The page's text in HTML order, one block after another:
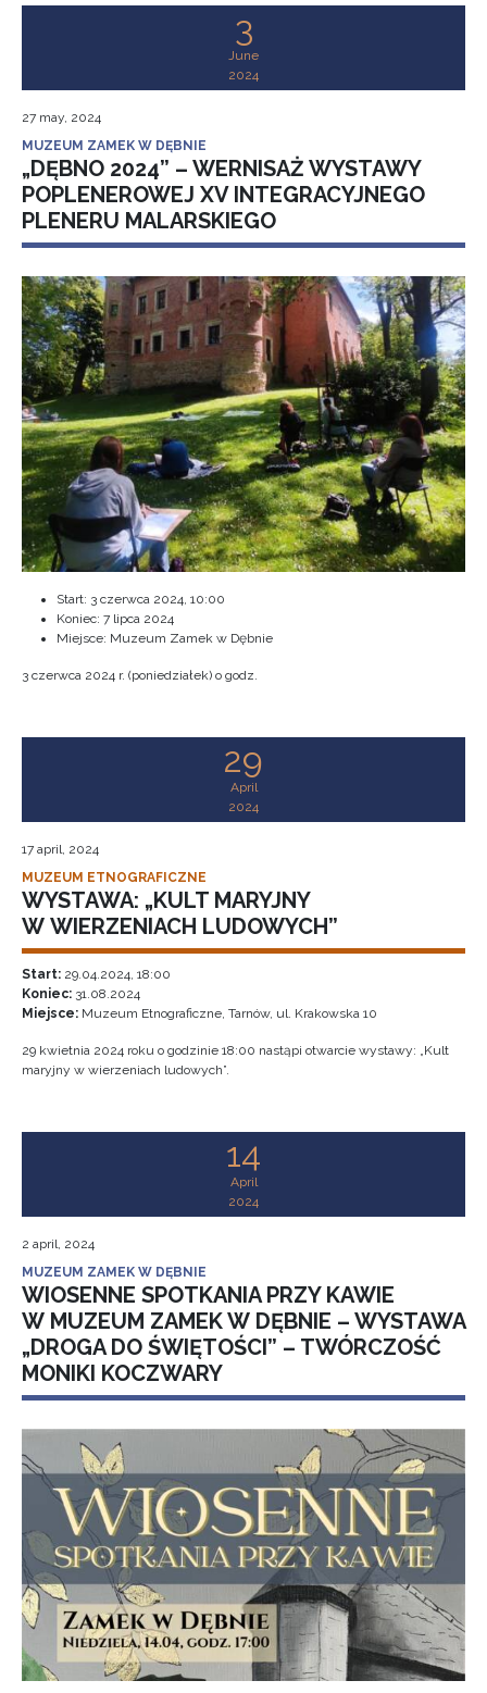
3
June
2024
27 may, 2024
MUZEUM ZAMEK W DĘBNIE
„DĘBNO 2024” – WERNISAŻ WYSTAWY
POPLENEROWEJ XV INTEGRACYJNEGO
PLENERU MALARSKIEGO
Start: 3 czerwca 2024, 10:00
Koniec: 7 lipca 2024
Miejsce: Muzeum Zamek w Dębnie
3 czerwca 2024 r. (poniedziałek) o godz.
29
April
2024
17 april, 2024
MUZEUM ETNOGRAFICZNE
WYSTAWA: „KULT MARYJNY
W WIERZENIACH LUDOWYCH”
Start: 29.04.2024, 18:00
Koniec: 31.08.2024
Miejsce: Muzeum Etnograficzne, Tarnów, ul. Krakowska 10
29 kwietnia 2024 roku o godzinie 18:00 nastąpi otwarcie wystawy: „Kult
maryjny w wierzeniach ludowych”.
14
April
2024
2 april, 2024
MUZEUM ZAMEK W DĘBNIE
WIOSENNE SPOTKANIA PRZY KAWIE
W MUZEUM ZAMEK W DĘBNIE – WYSTAWA
„DROGA DO ŚWIĘTOŚCI” – TWÓRCZOŚĆ
MONIKI KOCZWARY